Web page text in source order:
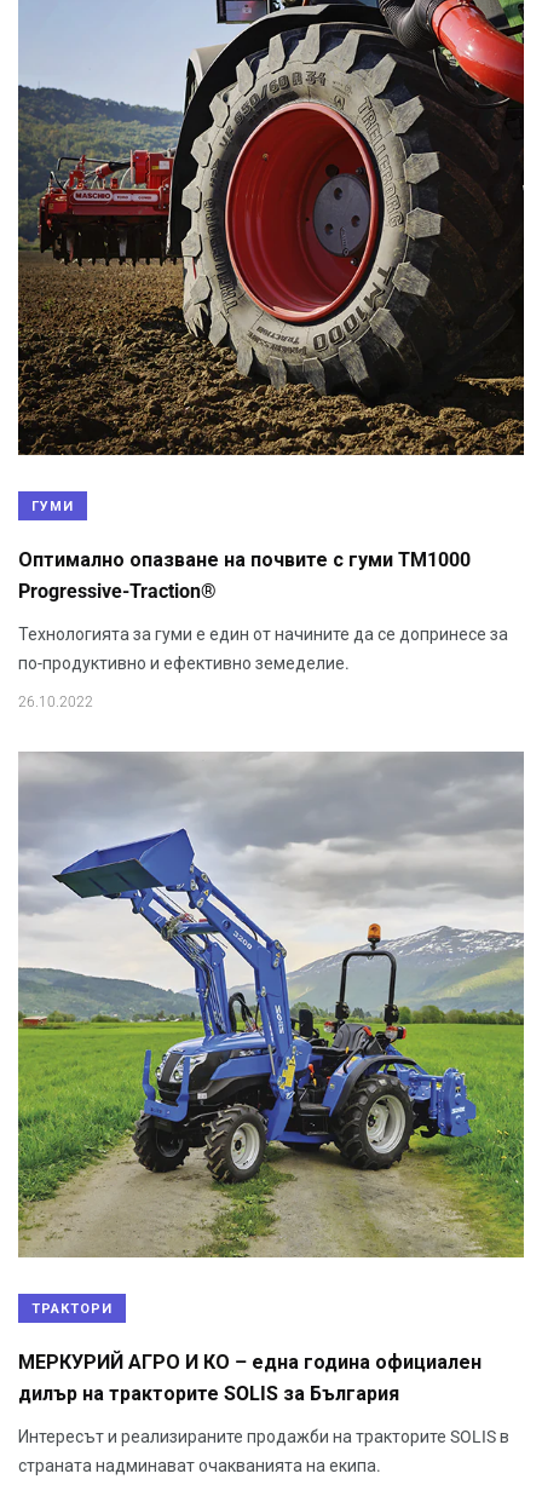
ГУМИ
Оптимално опазване на почвите с гуми TM1000
Progressive-Traction®
Технологията за гуми е един от начините да се допринесе за
по-продуктивно и ефективно земеделие.
26.10.2022
ТРАКТОРИ
МЕРКУРИЙ АГРО И КО – една година официален
дилър на тракторите SOLIS за България
Интересът и реализираните продажби на тракторите SOLIS в
страната надминават очакванията на екипа.